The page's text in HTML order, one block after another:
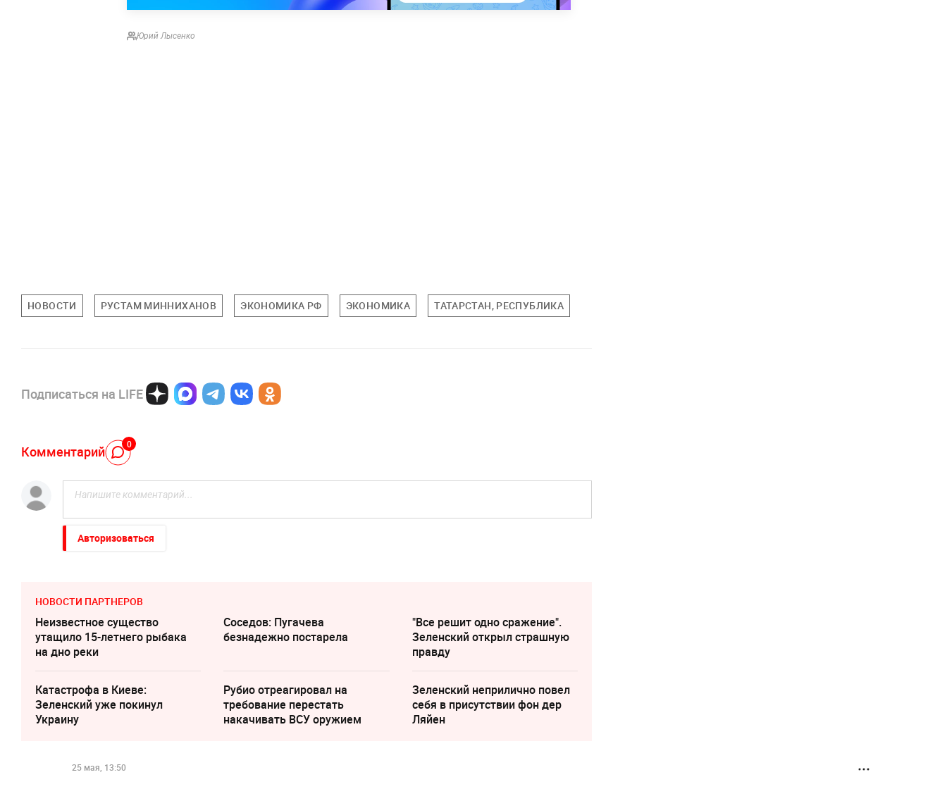
Юрий Лысенко
НОВОСТИ РУСТАМ МИННИХАНОВ ЭКОНОМИКА РФ ЭКОНОМИКА ТАТАРСТАН, РЕСПУБЛИКА
Подписаться на LIFE
Комментарий 0
Авторизоваться
НОВОСТИ ПАРТНЕРОВ
Неизвестное существо
утащило 15-летнего рыбака
на дно реки
Соседов: Пугачева
безнадежно постарела
"Все решит одно сражение".
Зеленский открыл страшную
правду
Катастрофа в Киеве:
Зеленский уже покинул
Украину
Рубио отреагировал на
требование перестать
накачивать ВСУ оружием
Зеленский неприлично повел
cебя в присутствии фон дер
Ляйен
25 мая, 13:50